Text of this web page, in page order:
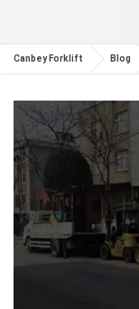
Canbey Forklift Blog